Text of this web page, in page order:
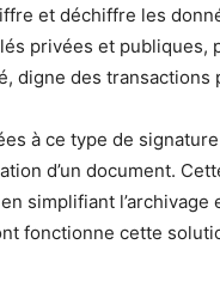
et déchiffre les
privées et publiques,
digne des
à ce type de
d’un document.
simplifiant
fonctionne cette